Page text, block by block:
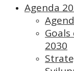
Agenda
2030